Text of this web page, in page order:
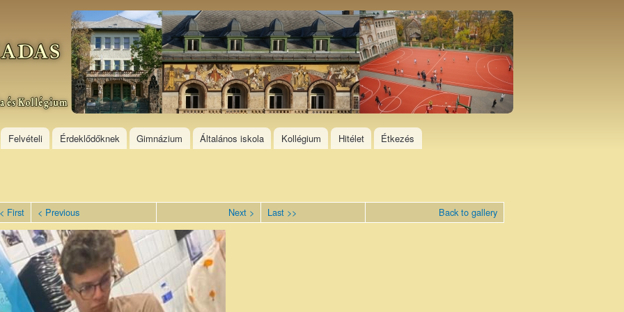
Skip to
main
content
Felvételi Érdeklődőknek Gimnázium Általános iskola Kollégium Hitélet Étkezés
First < Previous Next > Last >> Back to gallery